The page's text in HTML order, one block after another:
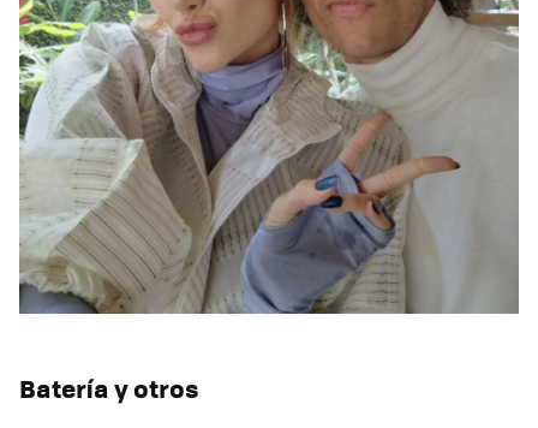
Batería y otros